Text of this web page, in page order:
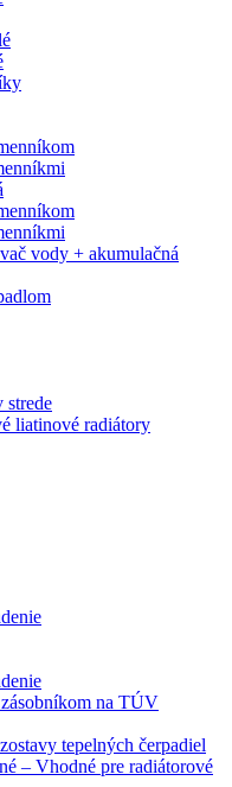
vody + akumulačná
strede
liatinové radiátory
na TÚV
tepelných čerpadiel
– Vhodné pre radiátorové